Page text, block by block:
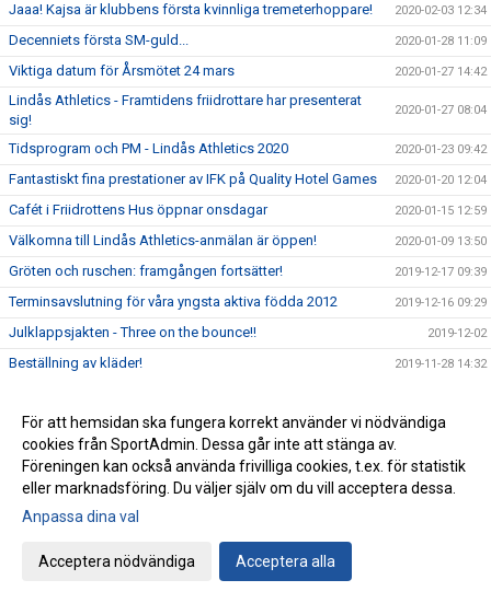
Jaaa! Kajsa är klubbens första kvinnliga tremeterhoppare! 2020-02-03 12:34
Decenniets första SM-guld... 2020-01-28 11:09
Viktiga datum för Årsmötet 24 mars 2020-01-27 14:42
Lindås Athletics - Framtidens friidrottare har presenterat
sig!
2020-01-27 08:04
Tidsprogram och PM - Lindås Athletics 2020 2020-01-23 09:42
Fantastiskt fina prestationer av IFK på Quality Hotel Games 2020-01-20 12:04
Cafét i Friidrottens Hus öppnar onsdagar 2020-01-15 12:59
Välkomna till Lindås Athletics-anmälan är öppen! 2020-01-09 13:50
Gröten och ruschen: framgången fortsätter! 2019-12-17 09:39
Terminsavslutning för våra yngsta aktiva födda 2012 2019-12-16 09:29
Julklappsjakten - Three on the bounce!! 2019-12-02
Beställning av kläder! 2019-11-28 14:32
IFK kommer snart att kalla till årsmöte 2019-11-27 12:08
Nu är vi igång.. yes!!
Anmälan har öppnat till Lindås Athletics 2020 - Välkomna! 2019-11-15 08:39
Quality Hotel Games 2020 - Vinterns tävlingsresa
IFK Göteborg Friidrott och OnePartnerGroup har tecknat
tvåårigt samarbetsavtal
För att hemsidan ska fungera korrekt använder vi nödvändiga
cookies från SportAdmin. Dessa går inte att stänga av.
Föreningen kan också använda frivilliga cookies, t.ex. för statistik
eller marknadsföring. Du väljer själv om du vill acceptera dessa.
Anpassa dina val
Acceptera nödvändiga Acceptera alla